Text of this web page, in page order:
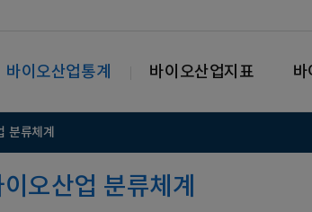
바이오산업통계 바이오산업지표 바
분류체계
이오산업 분류체계